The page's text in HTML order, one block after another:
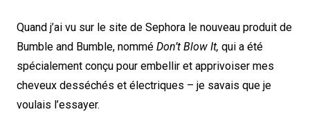
Quand j’ai vu sur le site de Sephora le nouveau produit de
Bumble and Bumble, nommé Don’t Blow It, qui a été
spécialement conçu pour embellir et apprivoiser mes
cheveux desséchés et électriques – je savais que je
voulais l’essayer.